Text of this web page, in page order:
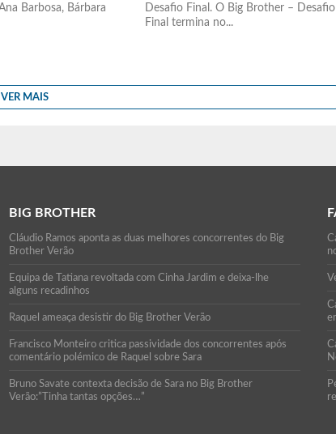
Barbosa, Bárbara
Desafio Final. O Big Brother – Desafio
Final termina no...
VER MAIS
BIG BROTHER
Cláudio Ramos aponta as duas melhores concorrentes do Big
Brother Verão
Equipa de Tatiana revoltada com Cinha Jardim e deixa-lhe
alguns recadinhos
Raquel ameaça desistir do Big Brother Verão
Francisco Monteiro critica passividade dos concorrentes após
comentário polémico de Raquel sobre Sara
Bruno Savate contexta decisão de Sara no Big Brother
Verão:”Tinha tantas opções…”